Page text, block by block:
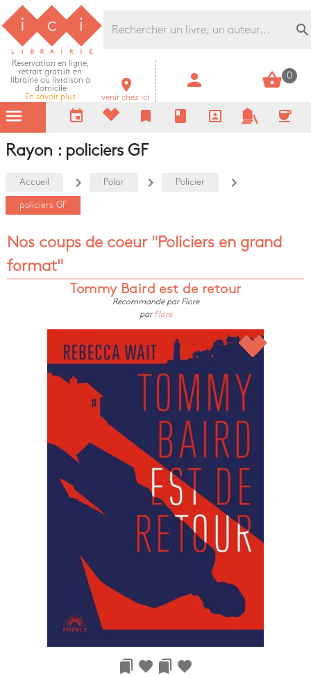
Librairie Ici Grands Boulevards
search
Réservation en ligne,
retrait gratuit en
librairie ou livraison à
domicile
En savoir plus
room
venir chez ici
person shopping_basket 0
menu event bookmark book portrait coffee
Rayon : policiers GF
Accueil navigate_next Polar navigate_next Policier navigate_next
policiers GF
Nos coups de coeur "Policiers en grand
format"
Tommy Baird est de retour
Recommandé par Flore
par Flore
bookmarks favorite bookmarks favorite